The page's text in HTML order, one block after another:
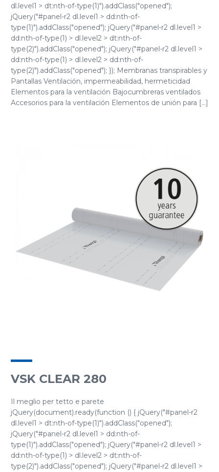
dl.level1 > dt:nth-of-type(1)").addClass("opened");
jQuery("#panel-r2 dl.level1 > dd:nth-of-
type(1)").addClass("opened"); jQuery("#panel-r2 dl.level1 >
dd:nth-of-type(1) > dl.level2 > dt:nth-of-
type(2)").addClass("opened"); jQuery("#panel-r2 dl.level1 >
dd:nth-of-type(1) > dl.level2 > dd:nth-of-
type(2)").addClass("opened"); }); Membranas transpirables y
Pantallas Ventilación, impermeabilidad, hermeticidad
Elementos para la ventilación Bajocumbreras ventilados
Accesorios para la ventilación Elementos de unión para [...]
VSK CLEAR 280
Il meglio per tetto e parete
jQuery(document).ready(function () { jQuery("#panel-r2
dl.level1 > dt:nth-of-type(1)").addClass("opened");
jQuery("#panel-r2 dl.level1 > dd:nth-of-
type(1)").addClass("opened"); jQuery("#panel-r2 dl.level1 >
dd:nth-of-type(1) > dl.level2 > dt:nth-of-
type(2)").addClass("opened"); jQuery("#panel-r2 dl.level1 >